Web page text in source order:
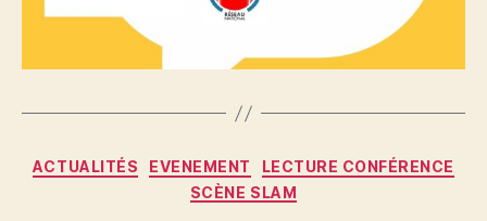
Catégories
ACTUALITÉS EVENEMENT
LECTURE CONFÉRENCE
SCÈNE SLAM